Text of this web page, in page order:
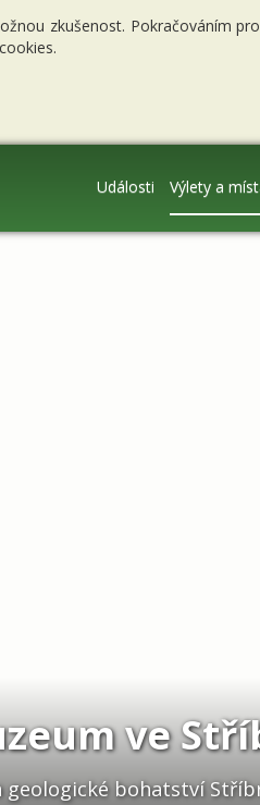
zkušenost. Pokračováním
Události Výlety a
ve
bohatství